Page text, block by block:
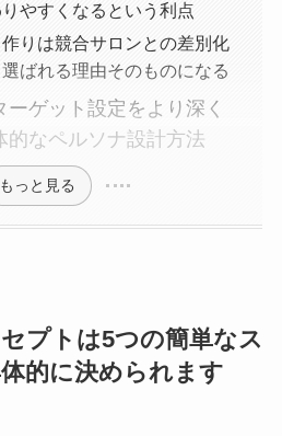
やすくなるという利点
りは競合サロンとの差別化
ばれる理由そのものになる
ーゲット設定をより深く
的なペルソナ設計方法
もっと見る
プトは5つの簡単なス
的に決められます